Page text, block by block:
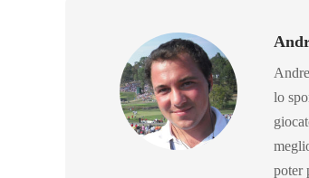
lo
poter